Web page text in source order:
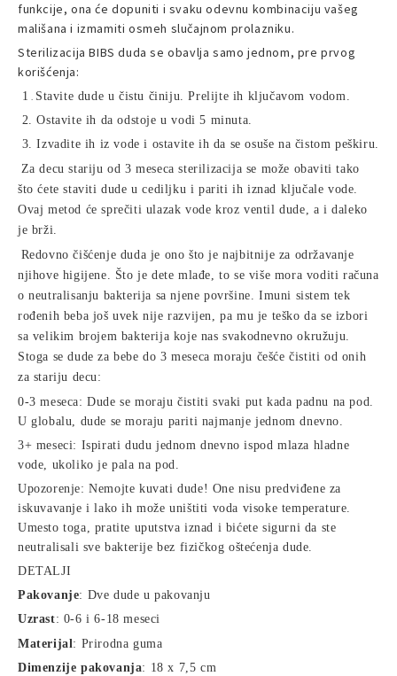
funkcije, ona će dopuniti i svaku odevnu kombinaciju vašeg
mališana i izmamiti osmeh slučajnom prolazniku.
Sterilizacija BIBS duda se obavlja samo jednom, pre prvog
korišćenja:
1 . Stavite dude u čistu činiju. Prelijte ih ključavom vodom.
2.Ostavite ih da odstoje u vodi 5 minuta.
3.Izvadite ih iz vode i ostavite ih da se osuše na čistom peškiru.
Za decu stariju od 3 meseca sterilizacija se može obaviti tako
što ćete staviti dude u cediljku i pariti ih iznad ključale vode.
Ovaj metod će sprečiti ulazak vode kroz ventil dude, a i daleko
je brži.
čišćenje duda je ono što je najbitnije za održavanje
njihove higijene. Što je dete mlađe, to se više mora voditi računa
o neutralisanju bakterija sa njene površine. Imuni sistem tek
rođenih beba još uvek nije razvijen, pa mu je teško da se izbori
sa velikim brojem bakterija koje nas svakodnevno okružuju.
Stoga se dude za bebe do 3 meseca moraju češće čistiti od onih
za stariju decu:
0-3 meseca: Dude se moraju čistiti svaki put kada padnu na pod.
U globalu, dude se moraju pariti najmanje jednom dnevno.
3+ meseci: Ispirati dudu jednom dnevno ispod mlaza hladne
vode, ukoliko je pala na pod.
Upozorenje: Nemojte kuvati dude! One nisu predviđene za
iskuvavanje i lako ih može uništiti voda visoke temperature.
Umesto toga, pratite uputstva iznad i bićete sigurni da ste
neutralisali sve bakterije bez fizičkog oštećenja dude.
DETALJI
Pakovanje: Dve dude u pakovanju
Uzrast: 0-6 i 6-18 meseci
Materijal: Prirodna guma
Dimenzije pakovanja: 18 x 7,5 cm